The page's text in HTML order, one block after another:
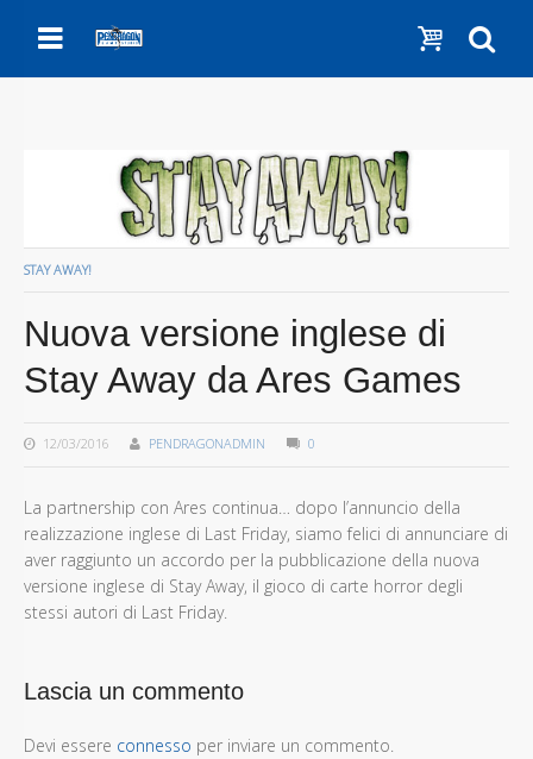
Show
Menu
STAY AWAY!
Nuova versione inglese di
Stay Away da Ares Games
12/03/2016 PENDRAGONADMIN 0
La partnership con Ares continua… dopo l’annuncio della
realizzazione inglese di Last Friday, siamo felici di annunciare di
aver raggiunto un accordo per la pubblicazione della nuova
versione inglese di Stay Away, il gioco di carte horror degli
stessi autori di Last Friday.
Lascia un commento
Devi essere connesso per inviare un commento.